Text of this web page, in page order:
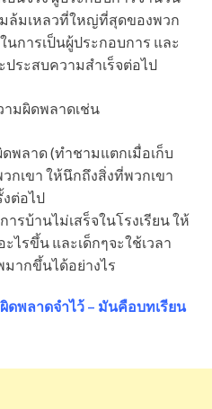
ล้มเหลวที่ใหญ่ที่สุดของพวก
การเป็นผู้ประกอบการ และ
ประสบความสำเร็จต่อไป
ามผิดพลาดเช่น
ลาด (ทำชามแตกเมื่อเก็บ
กเขา ให้นึกถึงสิ่งที่พวกเขา
ต่อไป
รบ้านไม่เสร็จในโรงเรียน ให้
ไรขึ้น และเด็กๆจะใช้เวลา
ากขึ้นได้อย่างไร
พลาดจำไว้ – มันคือบทเรียน